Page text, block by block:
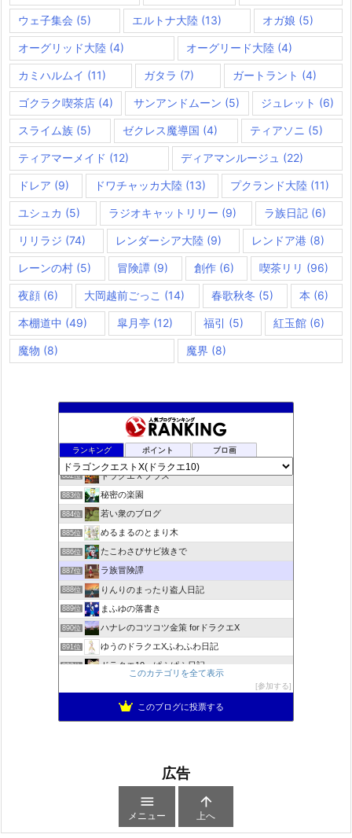
ウェ子集会 (5) エルトナ大陸 (13) オガ娘 (5)
オーグリッド大陸 (4) オーグリード大陸 (4)
カミハルムイ (11) ガタラ (7) ガートラント (4)
ゴクラク喫茶店 (4) サンアンドムーン (5) ジュレット (6)
スライム族 (5) ゼクレス魔導国 (4) ティアソニ (5)
ティアマーメイド (12) ディアマンルージュ (22)
ドレア (9) ドワチャッカ大陸(13) プクランド大陸 (11)
ユシュカ (5) ラジオキャットリリー (9) ラ族日記 (6)
リリラジ (74) レンダーシア大陸 (9) レンドア港 (8)
レーンの村 (5) 冒険譚(9) 創作(6) 喫茶リリ (96)
夜顔 (6) 大岡越前ごっこ (14) 春歌秋冬 (5) 本 (6)
本棚道中 (49) 皐月亭 (12) 福引 (5) 紅玉館(6)
魔物 (8) 魔界 (8)
ランキング ポイント ブロ画
夢路電信草紙
881位 ドラクエ10ぱふぱふの向こう側
882位 ドラクエＸプラス
883位 秘密の楽園
884位 若い衆のブログ
885位 めるまるのとまり木
886位 たこわさびサビ抜きで
887位 ラ族冒険譚
888位 りんりのまったり盗人日記
889位 まふゆの落書き
890位 ハナレのコツコツ金策 forドラクエX
891位 ゆうのドラクエXふわふわ日記
892位 ドラクエ10 ぱふぱふ日記
ぱーりーのパーリーピーポー！
このカテゴリを全て表示
参加する
このブログに投票する
広告

メニュー

上へ